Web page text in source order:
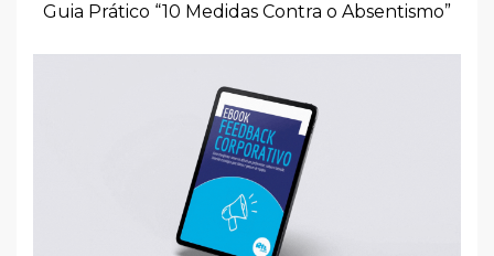
Guia Prático “10 Medidas Contra o Absentismo”